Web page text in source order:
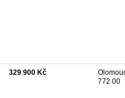
329 900 Kč
772 00